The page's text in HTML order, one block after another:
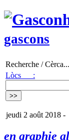
gascons
Recherche / Cèrca...
Lòcs :
jeudi 2 août 2018 -
en graphie